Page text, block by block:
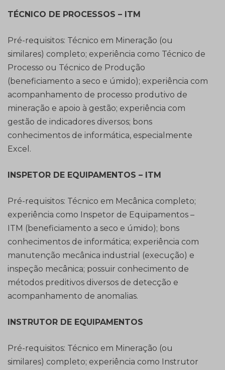
TÉCNICO DE PROCESSOS – ITM
Pré-requisitos: Técnico em Mineração (ou
similares) completo; experiência como Técnico de
Processo ou Técnico de Produção
(beneficiamento a seco e úmido); experiência com
acompanhamento de processo produtivo de
mineração e apoio à gestão; experiência com
gestão de indicadores diversos; bons
conhecimentos de informática, especialmente
Excel.
INSPETOR DE EQUIPAMENTOS – ITM
Pré-requisitos: Técnico em Mecânica completo;
experiência como Inspetor de Equipamentos –
ITM (beneficiamento a seco e úmido); bons
conhecimentos de informática; experiência com
manutenção mecânica industrial (execução) e
inspeção mecânica; possuir conhecimento de
métodos preditivos diversos de detecção e
acompanhamento de anomalias.
INSTRUTOR DE EQUIPAMENTOS
Pré-requisitos: Técnico em Mineração (ou
similares) completo; experiência como Instrutor